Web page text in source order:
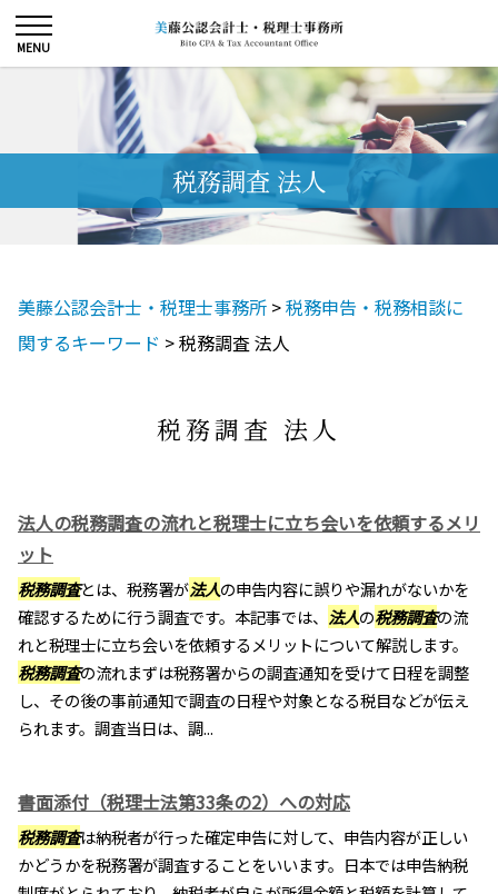
税務調査 法人
美藤公認会計士・税理士事務所 >税務申告・税務相談に
関するキーワード >税務調査 法人
税務調査 法人
法人の税務調査の流れと税理士に立ち会いを依頼するメリ
ット
税務調査とは、税務署が法人の申告内容に誤りや漏れがないかを
確認するために行う調査です。本記事では、 法人の税務調査の流
れと税理士に立ち会いを依頼するメリットについて解説します。
税務調査の流れまずは税務署からの調査通知を受けて日程を調整
し、その後の事前通知で調査の日程や対象となる税目などが伝え
られます。調査当日は、調...
書面添付（税理士法第33条の2）への対応
税務調査は納税者が行った確定申告に対して、申告内容が正しい
かどうかを税務署が調査することをいいます。日本では申告納税